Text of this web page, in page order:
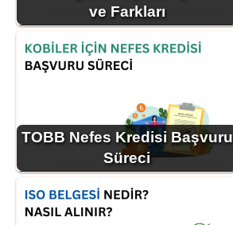
ve Farkları
TOBB Nefes Kredisi Başvuru
Süreci